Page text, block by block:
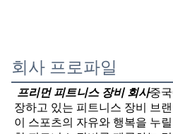
회사 프로파일
프리먼 피트니스 장비 회사중
장하고 있는 피트니스 장비 브
이 스포츠의 자유와 행복을 누